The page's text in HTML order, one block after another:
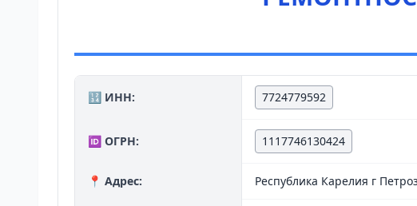
🔢 ИНН: 7724779592
🆔 ОГРН: 1117746130424
📍 Адрес: Республика Карелия г